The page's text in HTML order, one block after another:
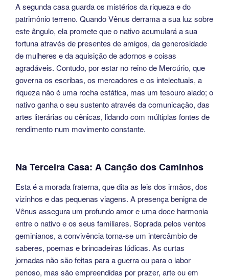
A segunda casa guarda os mistérios da riqueza e do
patrimônio terreno. Quando Vênus derrama a sua luz sobre
este ângulo, ela promete que o nativo acumulará a sua
fortuna através de presentes de amigos, da generosidade
de mulheres e da aquisição de adornos e coisas
agradáveis. Contudo, por estar no reino de Mercúrio, que
governa os escribas, os mercadores e os intelectuais, a
riqueza não é uma rocha estática, mas um tesouro alado; o
nativo ganha o seu sustento através da comunicação, das
artes literárias ou cênicas, lidando com múltiplas fontes de
rendimento num movimento constante.
Na Terceira Casa: A Canção dos Caminhos
Esta é a morada fraterna, que dita as leis dos irmãos, dos
vizinhos e das pequenas viagens. A presença benigna de
Vênus assegura um profundo amor e uma doce harmonia
entre o nativo e os seus familiares. Soprada pelos ventos
geminianos, a convivência torna-se um intercâmbio de
saberes, poemas e brincadeiras lúdicas. As curtas
jornadas não são feitas para a guerra ou para o labor
penoso, mas são empreendidas por prazer, arte ou em